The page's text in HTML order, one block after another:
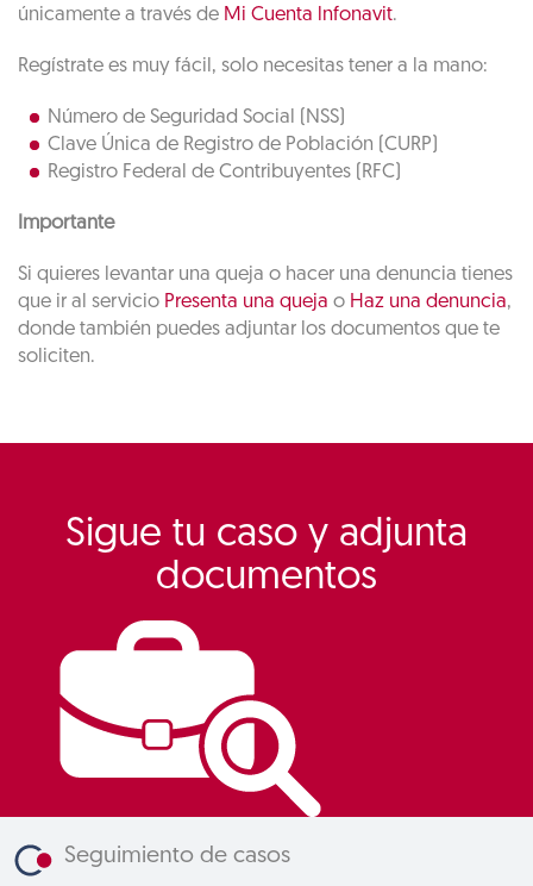
únicamente a través de Mi Cuenta lnfonavit.
Regístrate es muy fácil, solo necesitas tener a la mano:
Número de Seguridad Social (NSS)
Clave Única de Registro de Población (CURP)
Registro Federal de Contribuyentes (RFC)
Importante
Si quieres levantar una queja o hacer una denuncia tienes
que ir al servicio Presenta una queja o Haz una denuncia,
donde también puedes adjuntar los documentos que te
soliciten.
Sigue tu caso y adjunta
documentos
Seguimiento de casos